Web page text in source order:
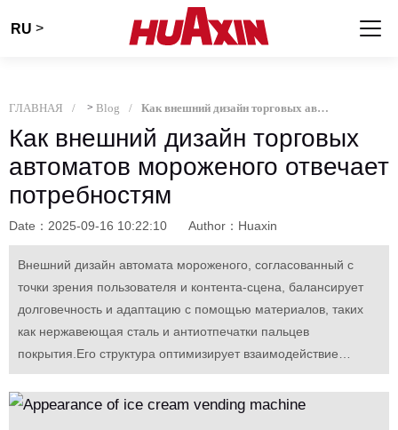
RU >
ГЛАВНАЯ > Blog Как внешний дизайн торговых автоматов мороженого отвечает потребностям
Как внешний дизайн торговых
автоматов мороженого отвечает
потребностям
Date：2025-09-16 10:22:10 Author：Huaxin
Внешний дизайн автомата мороженого, согласованный с
точки зрения пользователя и контента-сцена, балансирует
долговечность и адаптацию с помощью материалов, таких
как нержавеющая сталь и антиотпечатки пальцев
покрытия.Его структура оптимизирует взаимодействие
(например, 1,2 - 1,3 м), а визуальный дизайн интегрируется с
сценами, превращая детали в практическую ценность и